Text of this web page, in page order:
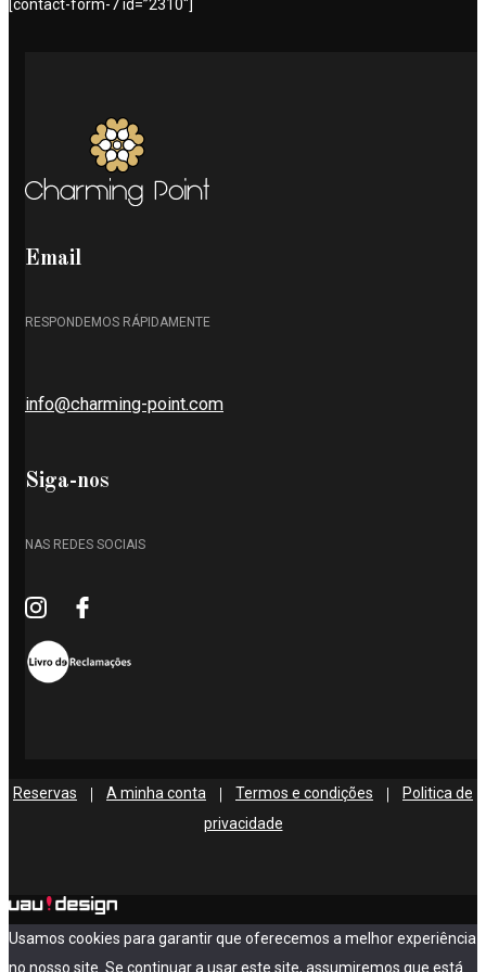
[contact-form-7 id=”2310″]
Email
RESPONDEMOS RÁPIDAMENTE
info@charming-point.com
Siga-nos
NAS REDES SOCIAIS
Reservas A minha conta Termos e condições
Politica de
privacidade
Usamos cookies para garantir que oferecemos a melhor experiência
no nosso site. Se continuar a usar este site, assumiremos que está